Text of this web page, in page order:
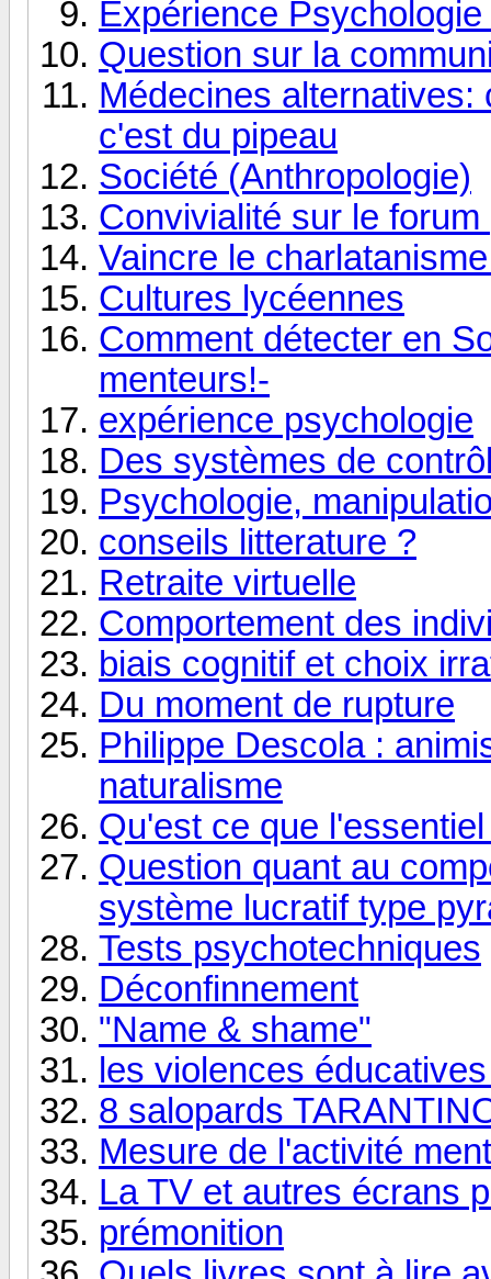
Expérience Psychologie
Question sur la
Médecines
c'est du pipeau
Société (Anthropologie)
Convivialité sur le
Vaincre le
Cultures lycéennes
Comment détecter en
menteurs!-
expérience psychologie
Des systèmes de
Psychologie,
conseils litterature ?
Retraite virtuelle
Comportement des
biais cognitif et choix
Du moment de rupture
Philippe Descola :
naturalisme
Qu'est ce que
Question quant au
système lucratif type
Tests psychotechniques
Déconfinnement
"Name & shame"
les violences
8 salopards
Mesure de l'activité
La TV et autres écrans
prémonition